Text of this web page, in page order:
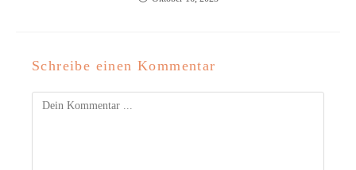
Schreibe einen Kommentar
Kommentieren